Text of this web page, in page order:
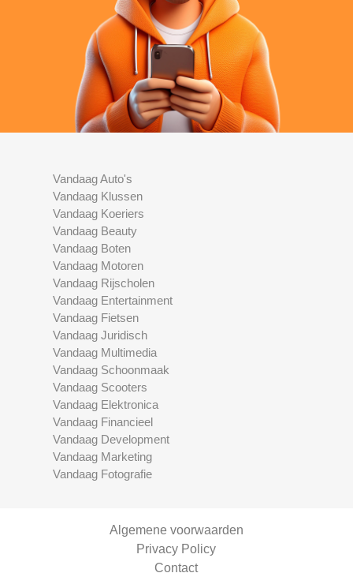
Vandaag Auto's
Vandaag Klussen
Vandaag Koeriers
Vandaag Beauty
Vandaag Boten
Vandaag Motoren
Vandaag Rijscholen
Vandaag Entertainment
Vandaag Fietsen
Vandaag Juridisch
Vandaag Multimedia
Vandaag Schoonmaak
Vandaag Scooters
Vandaag Elektronica
Vandaag Financieel
Vandaag Development
Vandaag Marketing
Vandaag Fotografie
Algemene voorwaarden
Privacy Policy
Contact